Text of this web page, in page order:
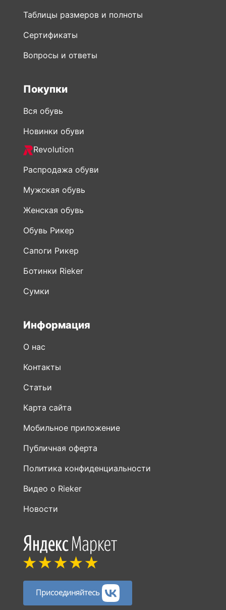
Таблицы размеров и полноты
Сертификаты
Вопросы и ответы
Покупки
Вся обувь
Новинки обуви
Revolution
Распродажа обуви
Мужская обувь
Женская обувь
Обувь Рикер
Сапоги Рикер
Ботинки Rieker
Сумки
Информация
О нас
Контакты
Статьи
Карта сайта
Мобильное приложение
Публичная оферта
Политика конфиденциальности
Видео о Rieker
Новости
Присоединяйтесь